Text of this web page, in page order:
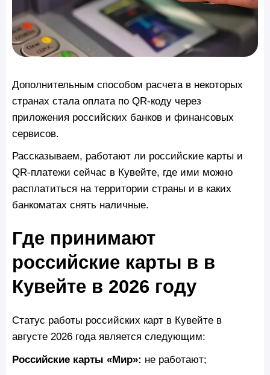
Дополнительным способом расчета в некоторых
странах стала оплата по QR-коду через
приложения российских банков и финансовых
сервисов.
Рассказываем, работают ли российские карты и
QR-платежи сейчас в Кувейте, где ими можно
расплатиться на территории страны и в каких
банкоматах снять наличные.
Где принимают
российские карты в в
Кувейте в 2026 году
Статус работы российских карт в Кувейте в
августе 2026 года является следующим:
Российские карты «Мир»: не работают;